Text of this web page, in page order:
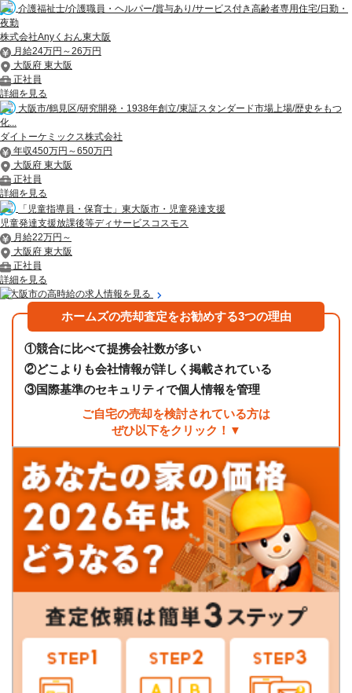
介護福祉士/介護職員・ヘルパー/賞与あり/サービス付き高齢者専用住宅/日勤・
夜勤
株式会社Anyくおん東大阪
月給24万円～26万円
大阪府 東大阪
正社員
詳細を見る
大阪市/鶴見区/研究開発・1938年創立/東証スタンダード市場上場/歴史をもつ
化...
ダイトーケミックス株式会社
年収450万円～650万円
大阪府 東大阪
正社員
詳細を見る
「児童指導員・保育士」東大阪市・児童発達支援
児童発達支援放課後等ディサービスコスモス
月給22万円～
大阪府 東大阪
正社員
詳細を見る
東大阪市の高時給の求人情報を見る
ホームズの売却査定をお勧めする3つの理由
①競合に比べて提携会社数が多い
②どこよりも会社情報が詳しく掲載されている
③国際基準のセキュリティで個人情報を管理
ご自宅の売却を検討されている方は
ぜひ以下をクリック！▼